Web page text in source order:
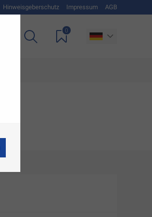
Hinweisgeberschutz Impressum AGB
0